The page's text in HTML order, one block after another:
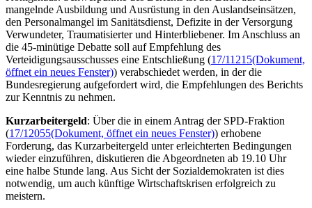
mangelnde Ausbildung und Ausrüstung in den Auslandseinsätzen,
den Personalmangel im Sanitätsdienst, Defizite in der Versorgung
Verwundeter, Traumatisierter und Hinterbliebener. Im Anschluss an
die 45-minütige Debatte soll auf Empfehlung des
Verteidigungsausschusses eine Entschließung (17/11215(Dokument,
öffnet ein neues Fenster)) verabschiedet werden, in der die
Bundesregierung aufgefordert wird, die Empfehlungen des Berichts
zur Kenntnis zu nehmen.
Kurzarbeitergeld: Über die in einem Antrag der SPD-Fraktion
(17/12055(Dokument, öffnet ein neues Fenster)) erhobene
Forderung, das Kurzarbeitergeld unter erleichterten Bedingungen
wieder einzuführen, diskutieren die Abgeordneten ab 19.10 Uhr
eine halbe Stunde lang. Aus Sicht der Sozialdemokraten ist dies
notwendig, um auch künftige Wirtschaftskrisen erfolgreich zu
meistern.